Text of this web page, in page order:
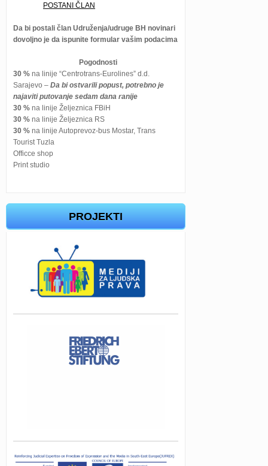
POSTANI ČLAN
Da bi postali član Udruženja/udruge BH novinari
dovoljno je da ispunite formular vašim podacima
Pogodnosti
30 % na linije “Centrotrans-Eurolines” d.d.
Sarajevo – Da bi ostvarili popust, potrebno je
najaviti putovanje sedam dana ranije
30 % na linije Željeznica FBiH
30 % na linije Željeznica RS
30 % na linije Autoprevoz-bus Mostar, Trans
Tourist Tuzla
Officce shop
Print studio
PROJEKTI